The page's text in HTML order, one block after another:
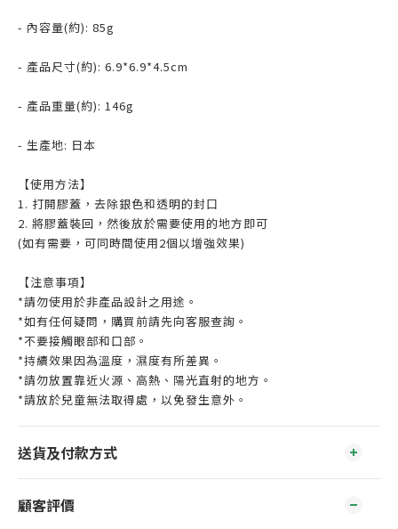
- 內容量(約): 85g
- 產品尺寸(約): 6.9*6.9*4.5cm
- 產品重量(約): 146g
- 生產地: 日本
【使用方法】
1. 打開膠蓋，去除銀色和透明的封口
2. 將膠蓋裝回，然後放於需要使用的地方即可
(如有需要，可同時間使用2個以增強效果)
【注意事項】
*請勿使用於非產品設計之用途。
*如有任何疑問，購買前請先向客服查詢。
*不要接觸眼部和口部。
*持續效果因為溫度，濕度有所差異。
*請勿放置靠近火源、高熱、陽光直射的地方。
*請放於兒童無法取得處，以免發生意外。
送貨及付款方式
顧客評價